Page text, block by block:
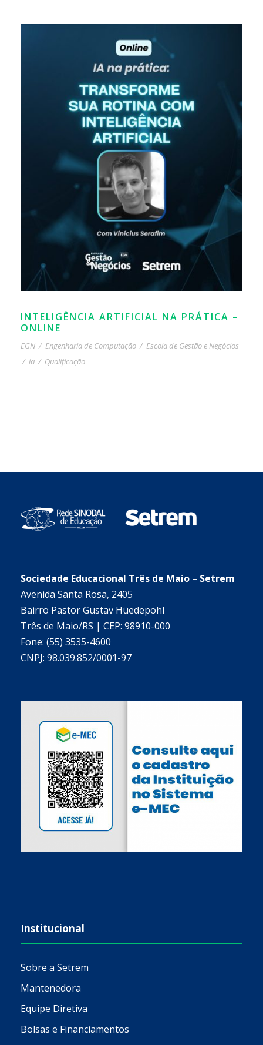
INTELIGÊNCIA ARTIFICIAL NA PRÁTICA –
ONLINE
EGN / Engenharia de Computação / Escola de Gestão e Negócios
/ ia / Qualificação
Sociedade Educacional Três de Maio – Setrem
Avenida Santa Rosa, 2405
Bairro Pastor Gustav Hüedepohl
Três de Maio/RS | CEP: 98910-000
Fone: (55) 3535-4600
CNPJ: 98.039.852/0001-97
Institucional
Sobre a Setrem
Mantenedora
Equipe Diretiva
Bolsas e Financiamentos